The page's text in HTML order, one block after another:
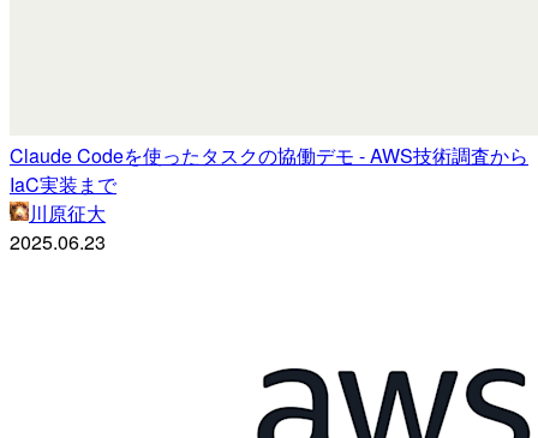
Claude Codeを使ったタスクの協働デモ - AWS技術調査から
IaC実装まで
川原征大
2025.06.23